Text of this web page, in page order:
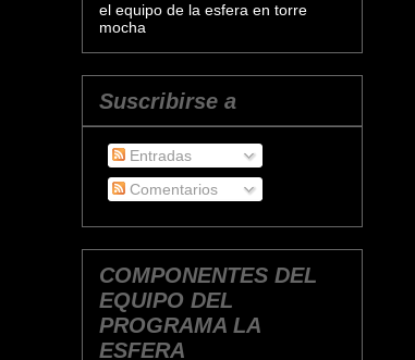
el equipo de la esfera en torre
mocha
Suscribirse a
Entradas
Comentarios
COMPONENTES DEL
EQUIPO DEL
PROGRAMA LA
ESFERA